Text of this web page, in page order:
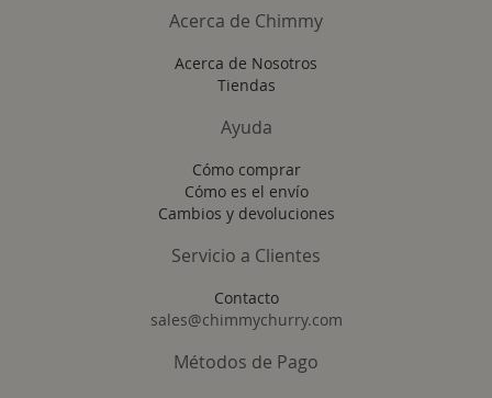
Acerca de Chimmy
Acerca de Nosotros
Tiendas
Ayuda
Cómo comprar
Cómo es el envío
Cambios y devoluciones
Servicio a Clientes
Contacto
sales@chimmychurry.com
Métodos de Pago